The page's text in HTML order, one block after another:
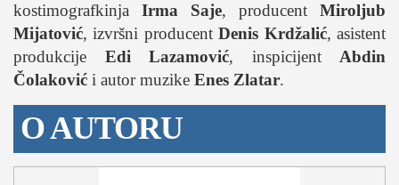
kostimografkinja Irma Saje, producent Miroljub
Mijatović, izvršni producentDenis Krdžalić, asistent
produkcije Edi Lazamović, inspicijent Abdin
Čolaković i autor muzike Enes Zlatar.
O AUTORU